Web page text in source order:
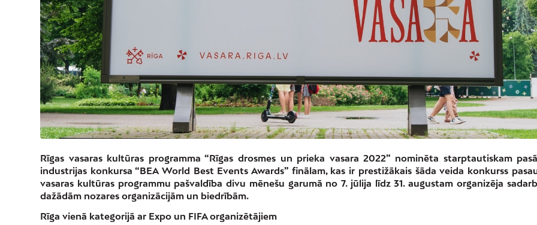
Rīgas vasaras kultūras programma “Rīgas drosmes un prieka vasara 2022” nominēta starptautiskam
industrijas konkursa “BEAWorld Best Events Awards” finālam, kas ir prestižākais šāda veida konkurss
vasaras kultūras programmu pašvaldība divu mēnešu garumā no 7. jūlija līdz 31. augustam organizēja
dažādām nozares organizācijām un biedrībām.
Rīga vienā kategorijā ar Expo un FIFA organizētājiem